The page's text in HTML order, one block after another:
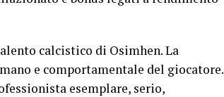
calcistico di Osimhen. La
e comportamentale del giocatore.
esemplare, serio,